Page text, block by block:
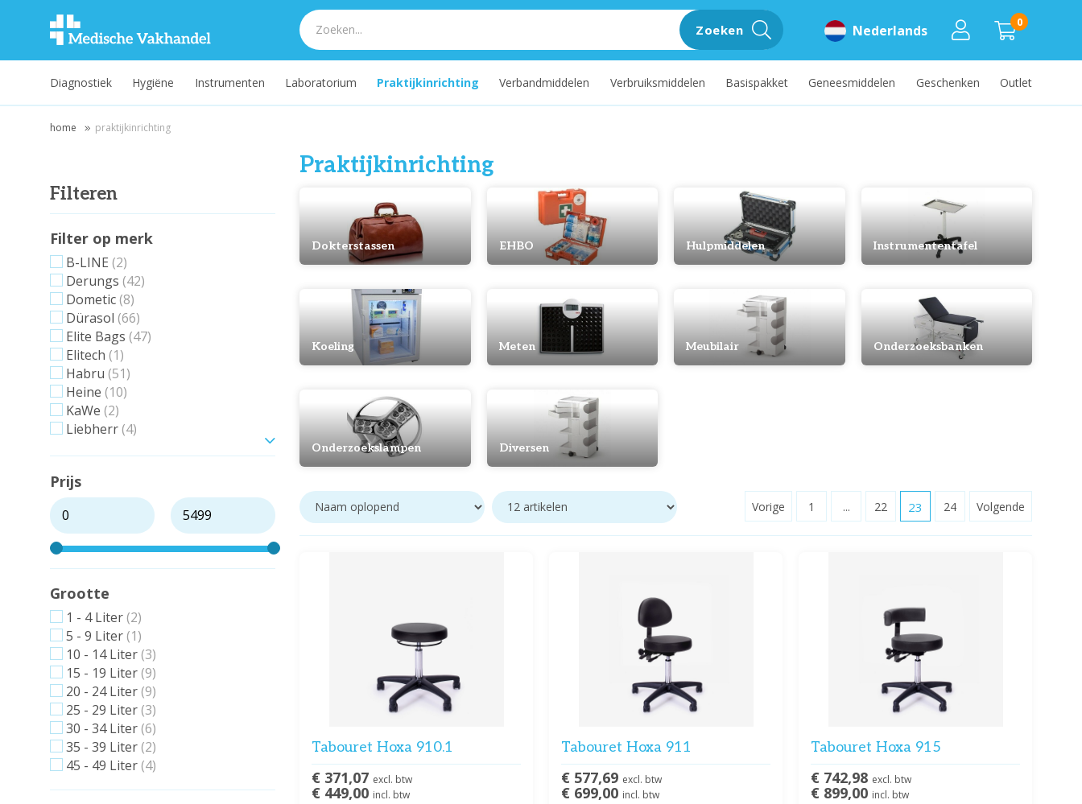
0
Nederlands
Zoeken
Diagnostiek Hygiëne Instrumenten Laboratorium Praktijkinrichting Verbandmiddelen Verbruiksmiddelen Basispakket Geneesmiddelen Geschenken Outlet
home praktijkinrichting
Filteren
Filter op merk
B-LINE (2)
Derungs (42)
Dometic (8)
Dürasol (66)
Elite Bags (47)
Elitech (1)
Habru (51)
Heine (10)
KaWe (2)
Liebherr (4)
Prijs
Grootte
1 - 4 Liter (2)
5 - 9 Liter (1)
10 - 14 Liter (3)
15 - 19 Liter (9)
20 - 24 Liter (9)
25 - 29 Liter (3)
30 - 34 Liter (6)
35 - 39 Liter (2)
45 - 49 Liter (4)
Praktijkinrichting
Dokterstassen EHBO Hulpmiddelen Instrumententafel
Koeling Meten Meubilair Onderzoeksbanken
Onderzoekslampen Diversen
Vorige 1 ... 22 23 24 Volgende
Tabouret Hoxa 910.1
€ 371,07 excl. btw
€ 449,00 incl. btw
Tabouret Hoxa 911
€ 577,69 excl. btw
€ 699,00 incl. btw
Tabouret Hoxa 915
€ 742,98 excl. btw
€ 899,00 incl. btw